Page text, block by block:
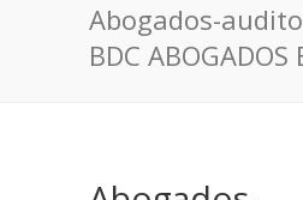
Abogados-
BDC